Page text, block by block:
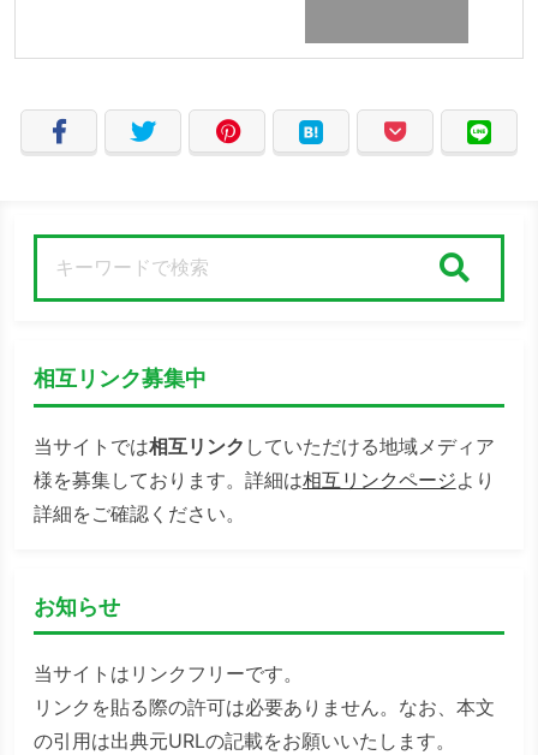
相互リンク募集中
当サイトでは相互リンク していただける地域メディア
様を募集しております。詳細は相互リンクページより
詳細をご確認ください。
お知らせ
当サイトはリンクフリーです。
リンクを貼る際の許可は必要ありません。なお、本文
の引用は出典元URLの記載をお願いいたします。